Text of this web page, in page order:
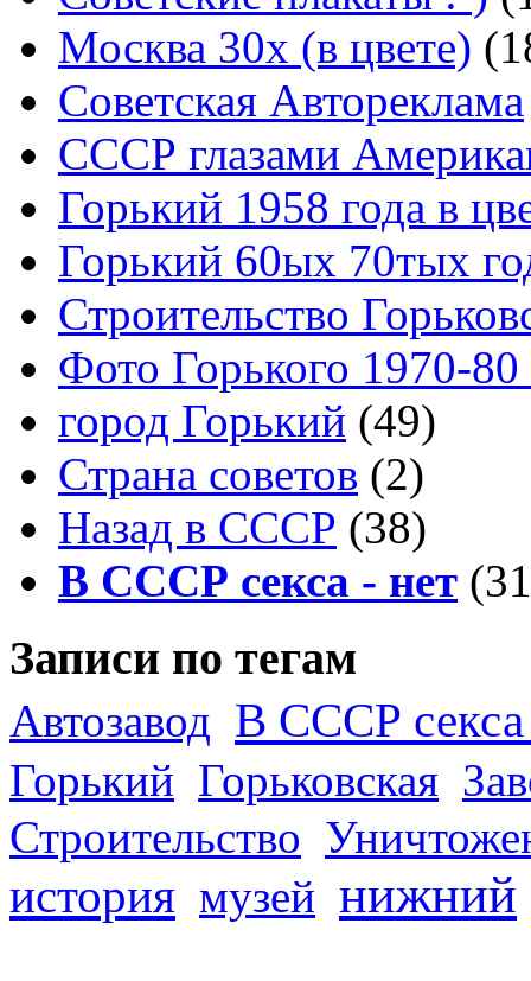
Москва 30x (в цвете)
Советская Автореклама
СССР глазами
Горький 1958 года в
Горький 60ых 70тых
Строительство
Фото Горького 1970-80
город Горький (49)
Страна советов (2)
Назад в СССР (38)
В СССР секса - нет
Записи по тегам
Автозавод В СССР секса
Горький Горьковская
Строительство
история музей нижний